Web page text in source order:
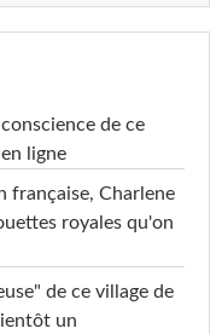
de ce
ligne
française, Charlene
royales qu'on
de ce village de
un